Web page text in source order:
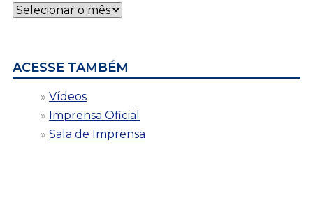
Notícias
por
ACESSE TAMBÉM
Vídeos
Imprensa Oficial
Sala de Imprensa